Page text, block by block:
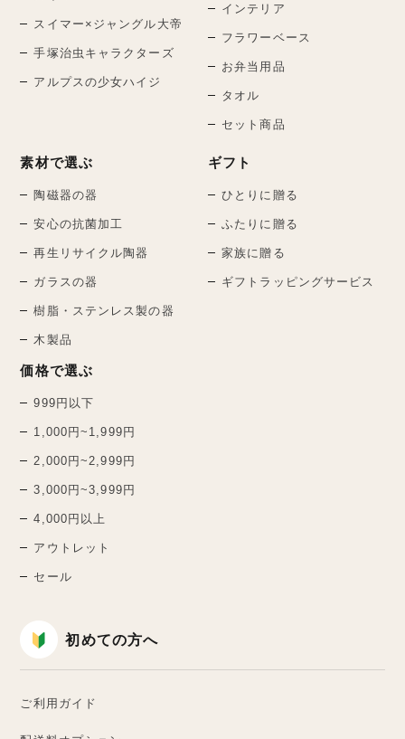
スイマー×ジャングル大帝
手塚治虫キャラクターズ
アルプスの少女ハイジ
インテリア
フラワーベース
お弁当用品
タオル
セット商品
素材で選ぶ
陶磁器の器
安心の抗菌加工
再生リサイクル陶器
ガラスの器
樹脂・ステンレス製の器
木製品
価格で選ぶ
999円以下
1,000円~1,999円
2,000円~2,999円
3,000円~3,999円
4,000円以上
アウトレット
セール
ギフト
ひとりに贈る
ふたりに贈る
家族に贈る
ギフトラッピングサービス
初めての方へ
ご利用ガイド